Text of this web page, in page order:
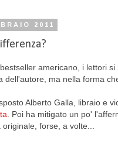
2011
americano, i lettori
dell'autore, ma nella forma
Alberto Galla, libraio e
. Poi ha mitigato un po'
forse, a volte...